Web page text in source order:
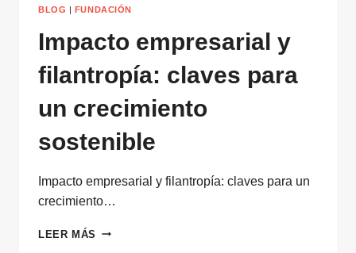
BLOG | FUNDACIÓN
Impacto empresarial y
filantropía: claves para
un crecimiento
sostenible
Impacto empresarial y filantropía: claves para un
crecimiento…
LEER MÁS IMPACTO